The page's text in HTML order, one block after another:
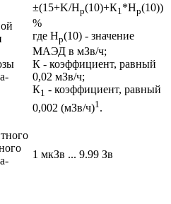
±(15+K/Hp(10)+К1 *Hp(10))
%
где Hp(10) - значение
МАЭД в мЗв/ч;
К - коэффициент, равный
0,02 мЗв/ч;
К1 - коэффициент, равный
0,002 (мЗв/ч)1.
1 мкЗв ... 9.99 Зв